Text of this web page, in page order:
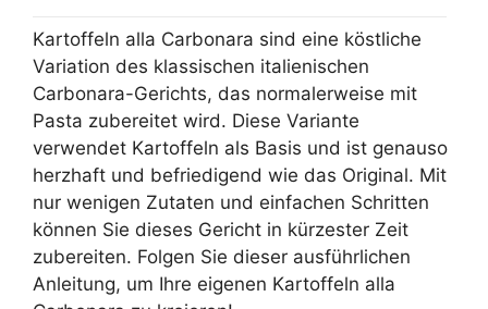
Kartoffeln alla Carbonara sind eine köstliche
Variation des klassischen italienischen
Carbonara-Gerichts, das normalerweise mit
Pasta zubereitet wird. Diese Variante
verwendet Kartoffeln als Basis und ist genauso
herzhaft und befriedigend wie das Original. Mit
nur wenigen Zutaten und einfachen Schritten
können Sie dieses Gericht in kürzester Zeit
zubereiten. Folgen Sie dieser ausführlichen
Anleitung, um Ihre eigenen Kartoffeln alla